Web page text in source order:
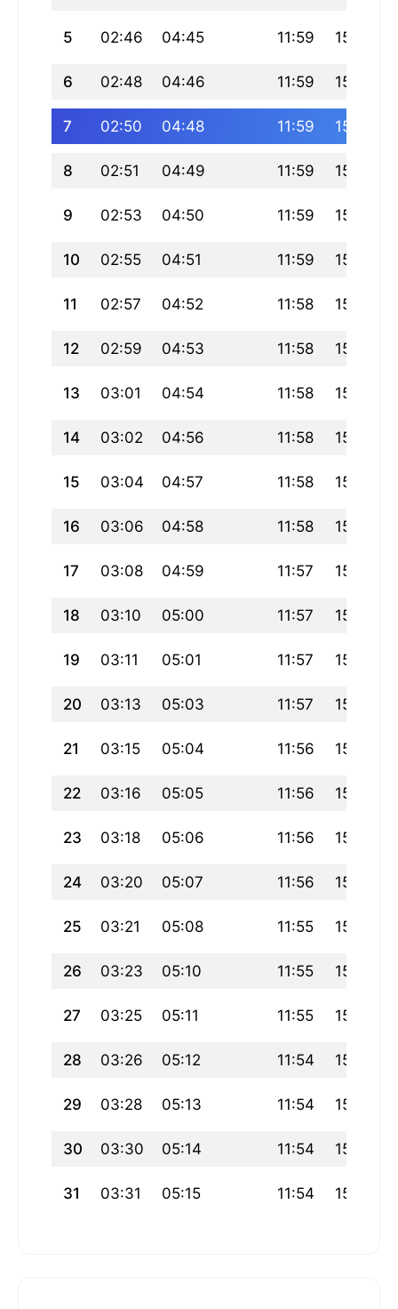
5 02:46 04:45 11:59 15:57
6 02:48 04:46 11:59 15:57
7 02:50 04:48 11:59 15:56
8 02:51 04:49 11:59 15:56
9 02:53 04:50 11:59 15:55
10 02:55 04:51 11:59 15:54
11 02:57 04:52 11:58 15:54
12 02:59 04:53 11:58 15:53
13 03:01 04:54 11:58 15:52
14 03:02 04:56 11:58 15:52
15 03:04 04:57 11:58 15:51
16 03:06 04:58 11:58 15:50
17 03:08 04:59 11:57 15:49
18 03:10 05:00 11:57 15:48
19 03:11 05:01 11:57 15:48
20 03:13 05:03 11:57 15:47
21 03:15 05:04 11:56 15:46
22 03:16 05:05 11:56 15:45
23 03:18 05:06 11:56 15:44
24 03:20 05:07 11:56 15:43
25 03:21 05:08 11:55 15:42
26 03:23 05:10 11:55 15:41
27 03:25 05:11 11:55 15:40
28 03:26 05:12 11:54 15:39
29 03:28 05:13 11:54 15:38
30 03:30 05:14 11:54 15:37
31 03:31 05:15 11:54 15:36